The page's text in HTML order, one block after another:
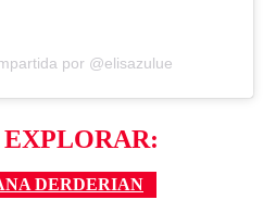
por @elisazulue
DERDERIAN